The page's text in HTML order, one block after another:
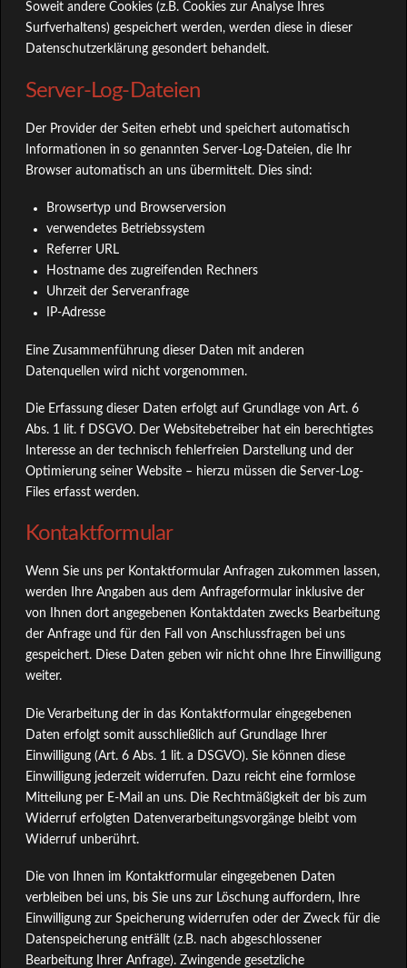
Soweit andere Cookies (z.B. Cookies zur Analyse Ihres
Surfverhaltens) gespeichert werden, werden diese in dieser
Datenschutzerklärung gesondert behandelt.
Server-Log-Dateien
Der Provider der Seiten erhebt und speichert automatisch
Informationen in so genannten Server-Log-Dateien, die Ihr
Browser automatisch an uns übermittelt. Dies sind:
Browsertyp und Browserversion
verwendetes Betriebssystem
Referrer URL
Hostname des zugreifenden Rechners
Uhrzeit der Serveranfrage
IP-Adresse
Eine Zusammenführung dieser Daten mit anderen
Datenquellen wird nicht vorgenommen.
Die Erfassung dieser Daten erfolgt auf Grundlage von Art. 6
Abs. 1 lit. f DSGVO. Der Websitebetreiber hat ein berechtigtes
Interesse an der technisch fehlerfreien Darstellung und der
Optimierung seiner Website – hierzu müssen die Server-Log-
Files erfasst werden.
Kontaktformular
Wenn Sie uns per Kontaktformular Anfragen zukommen lassen,
werden Ihre Angaben aus dem Anfrageformular inklusive der
von Ihnen dort angegebenen Kontaktdaten zwecks Bearbeitung
der Anfrage und für den Fall von Anschlussfragen bei uns
gespeichert. Diese Daten geben wir nicht ohne Ihre Einwilligung
weiter.
Die Verarbeitung der in das Kontaktformular eingegebenen
Daten erfolgt somit ausschließlich auf Grundlage Ihrer
Einwilligung (Art. 6 Abs. 1 lit. a DSGVO). Sie können diese
Einwilligung jederzeit widerrufen. Dazu reicht eine formlose
Mitteilung per E-Mail an uns. Die Rechtmäßigkeit der bis zum
Widerruf erfolgten Datenverarbeitungsvorgänge bleibt vom
Widerruf unberührt.
Die von Ihnen im Kontaktformular eingegebenen Daten
verbleiben bei uns, bis Sie uns zur Löschung auffordern, Ihre
Einwilligung zur Speicherung widerrufen oder der Zweck für die
Datenspeicherung entfällt (z.B. nach abgeschlossener
Bearbeitung Ihrer Anfrage). Zwingende gesetzliche